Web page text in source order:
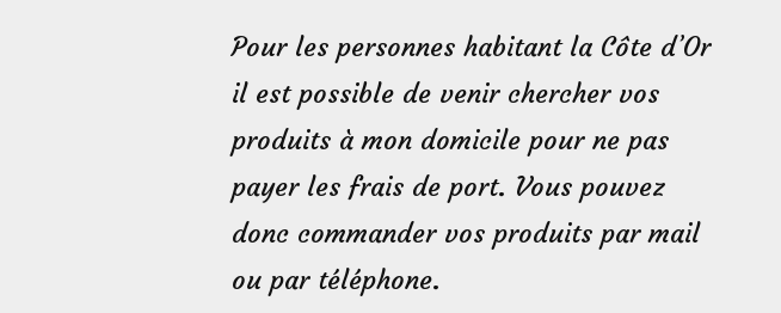
Pour les personnes habitant la Côte d’Or
il est possible de venir chercher vos
produits à mon domicile pour ne pas
payer les frais de port. Vous pouvez
donc commander vos produits par mail
ou par téléphone.